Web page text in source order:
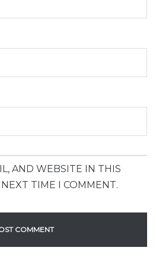
AND WEBSITE IN THIS
TIME I COMMENT.